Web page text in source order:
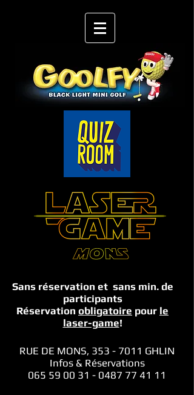
Sans réservation et sans min. de
participants
Réservation obligatoire pour le
laser-game!
RUE DE MONS, 353 - 7011 GHLIN
Infos & Réservations
065 59 00 31 - 0487 77 41 11